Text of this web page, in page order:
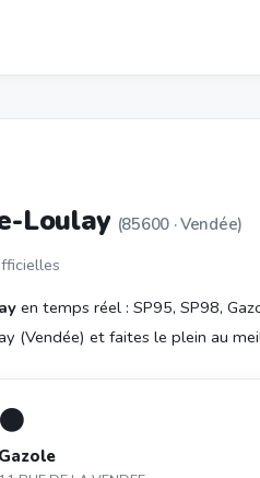
Loulay (85600 · Vendée)
en temps réel : SP95, SP98,
(Vendée) et faites le plein au
⚫
Gazole